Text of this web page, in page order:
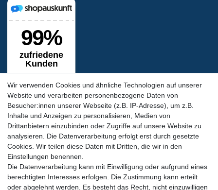
Wir verwenden Cookies und ähnliche Technologien auf unserer
Website und verarbeiten personenbezogene Daten von
Besucher:innen unserer Webseite (z.B. IP-Adresse), um z.B.
Inhalte und Anzeigen zu personalisieren, Medien von
Drittanbietern einzubinden oder Zugriffe auf unsere Website zu
analysieren. Die Datenverarbeitung erfolgt erst durch gesetzte
Cookies. Wir teilen diese Daten mit Dritten, die wir in den
Einstellungen benennen.
Die Datenverarbeitung kann mit Einwilligung oder aufgrund eines
berechtigten Interesses erfolgen. Die Zustimmung kann erteilt
oder abgelehnt werden. Es besteht das Recht, nicht einzuwilligen
Siegel & Zertifikate